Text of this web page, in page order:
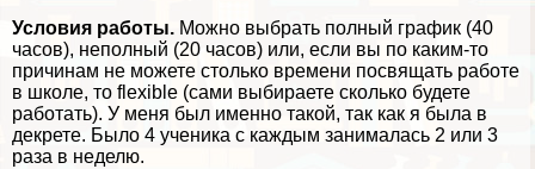
Условия работы. Можно выбрать полный график (40
часов), неполный (20 часов) или, если вы по каким-то
причинам не можете столько времени посвящать работе
в школе, то flexible (сами выбираете сколько будете
работать). У меня был именно такой, так как я была в
декрете. Было 4 ученика с каждым занималась 2 или 3
раза в неделю.